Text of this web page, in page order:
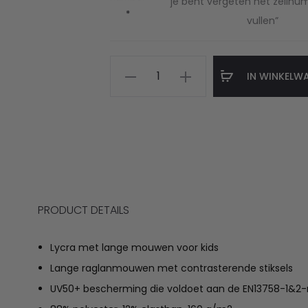
*
vullen”
IN
PRODUCT DETAILS
Lycra met lange mouwen voor kids
Lange raglanmouwen met contrasterende stiksels
UV50+ bescherming die voldoet aan de EN13758-